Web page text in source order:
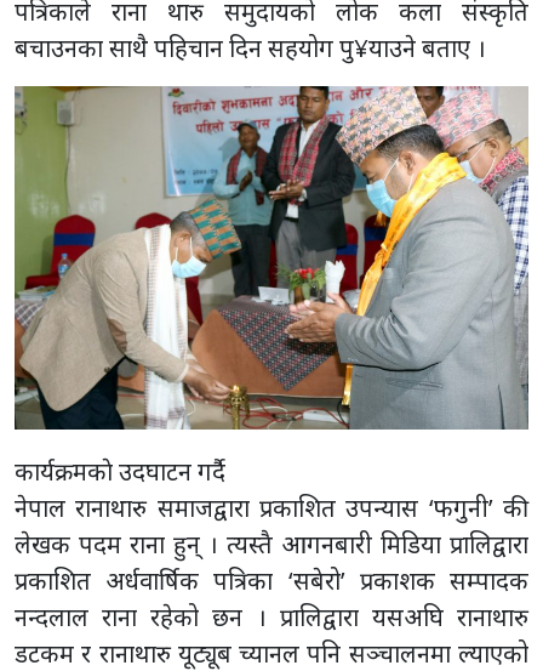
पत्रिकाले राना थारु समुदायको लोक कला संस्कृति
बचाउनका साथै पहिचान दिन सहयोग पु¥याउने बताए ।
कार्यक्रमकाे उदघाटन गर्दै
नेपाल रानाथारु समाजद्वारा प्रकाशित उपन्यास ‘फगुनी’ की
लेखक पदम राना हुन् । त्यस्तै आगनबारी मिडिया प्रालिद्वारा
प्रकाशित अर्धवार्षिक पत्रिका ‘सबेरो’ प्रकाशक सम्पादक
नन्दलाल राना रहेको छन । प्रालिद्वारा यसअघि रानाथारु
डटकम र रानाथारु यूट्यूब च्यानल पनि सञ्चालनमा ल्याएको